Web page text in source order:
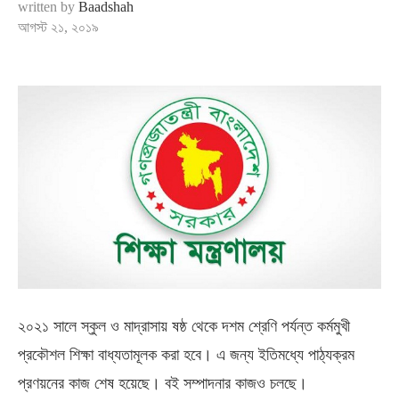
written by Baadshah
আগস্ট ২১, ২০১৯
২০২১ সালে স্কুল ও মাদ্রাসায় ষষ্ঠ থেকে দশম শ্রেণি পর্যন্ত কর্মমুখী
প্রকৌশল শিক্ষা বাধ্যতামূলক করা হবে। এ জন্য ইতিমধ্যে পাঠ্যক্রম
প্রণয়নের কাজ শেষ হয়েছে। বই সম্পাদনার কাজও চলছে।